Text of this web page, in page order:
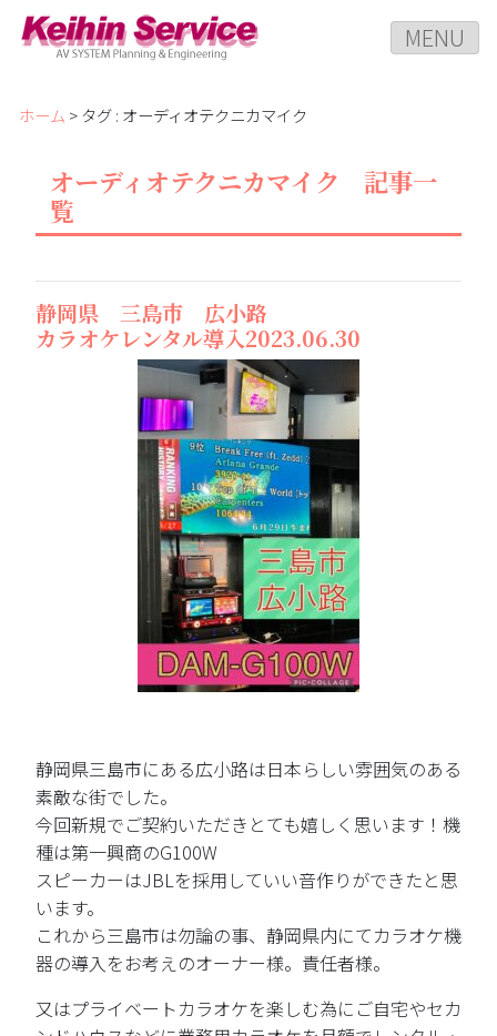
MENU
ホーム > タグ : オーディオテクニカマイク
オーディオテクニカマイク 記事一
覧
静岡県 三島市 広小路
カラオケレンタル導入2023.06.30
静岡県三島市にある広小路は日本らしい雰囲気のある
素敵な街でした。
今回新規でご契約いただきとても嬉しく思います！機
種は第一興商のG100W
スピーカーはJBLを採用していい音作りができたと思
います。
これから三島市は勿論の事、静岡県内にてカラオケ機
器の導入をお考えのオーナー様。責任者様。
又はプライベートカラオケを楽しむ為にご自宅やセカ